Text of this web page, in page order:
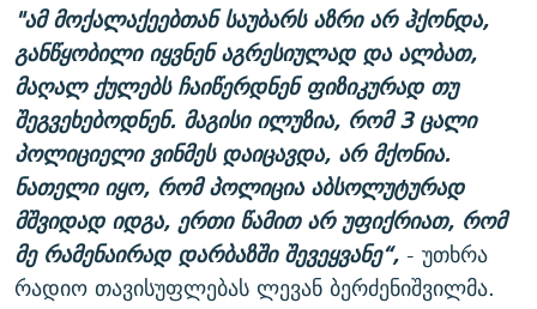
"ამ მოქალაქეებთან საუბარს აზრი არ ჰქონდა,
განწყობილი იყვნენ აგრესიულად და ალბათ,
მაღალ ქულებს ჩაიწერდნენ ფიზიკურად თუ
შეგვეხებოდნენ. მაგისი ილუზია, რომ 3 ცალი
პოლიციელი ვინმეს დაიცავდა, არ მქონია.
ნათელი იყო, რომ პოლიცია აბსოლუტურად
მშვიდად იდგა, ერთი წამით არ უფიქრიათ, რომ
მე რამენაირად დარბაზში შევეყვანე“,- უთხრა
რადიო თავისუფლებას ლევან ბერძენიშვილმა.